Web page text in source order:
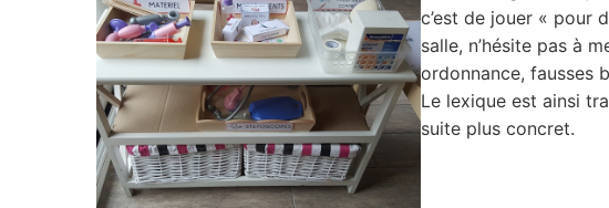
c’est de jouer « pour
salle, n’hésite pas à
ordonnance, fausses
Le lexique est ainsi
suite plus concret.